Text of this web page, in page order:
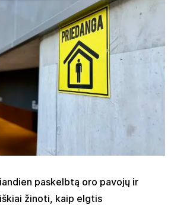
paskelbtą oro pavojų ir
žinoti, kaip elgtis